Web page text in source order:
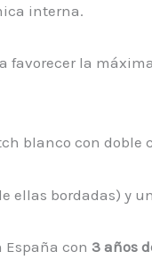
interna.
favorecer la
blanco con doble
ellas bordadas) y
España con 3 años